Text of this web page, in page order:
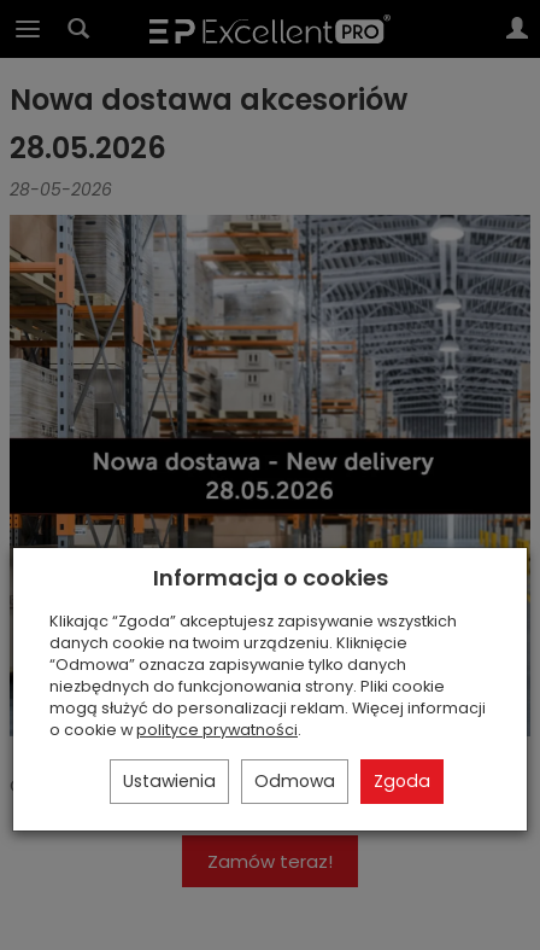
Nowa dostawa akcesoriów
28.05.2026
28-05-2026
Otrzymaliśmy nową dostawę akcesoriów Excellent PRO
Zamów teraz!
Informacja o cookies
Klikając “Zgoda” akceptujesz zapisywanie wszystkich
danych cookie na twoim urządzeniu. Kliknięcie
“Odmowa” oznacza zapisywanie tylko danych
niezbędnych do funkcjonowania strony. Pliki cookie
mogą służyć do personalizacji reklam. Więcej informacji
o cookie wpolityce prywatności.
Ustawienia Odmowa Zgoda